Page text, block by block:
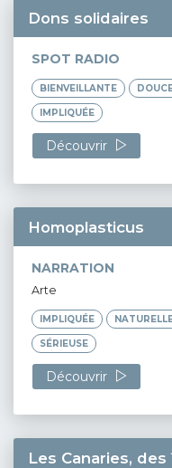
Dons solidaires
SPOT RADIO
BIENVEILLANTE
IMPLIQUÉE
Découvrir
Homoplasticus
NARRATION
Arte
IMPLIQUÉE
SÉRIEUSE
Découvrir
Les Canaries,